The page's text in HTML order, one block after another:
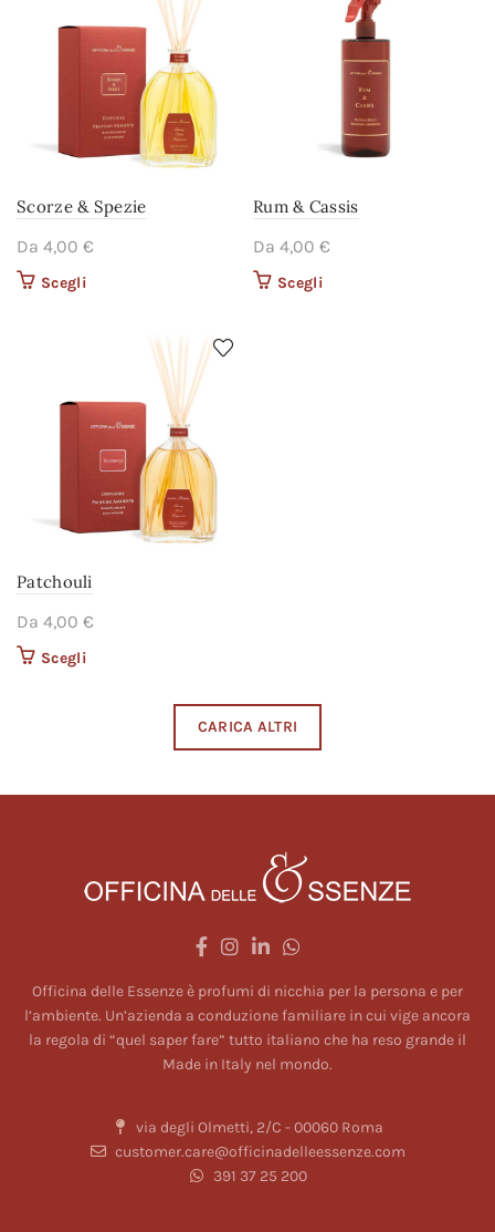
prodotto
Scorze & Spezie
Da 4,00 €
Scegli
nella pagina del
Rum & Cassis
Da 4,00 €
Scegli
Patchouli
Da 4,00 €
Scegli
possono essere scelte
CARICA ALTRI
Officina delle Essenze è profumi di nicchia per la persona e per
l’ambiente. Un’azienda a conduzione familiare in cui vige ancora
la regola di “quel saper fare” tutto italiano che ha reso grande il
Made in Italy nel mondo.
via degli Olmetti, 2/C - 00060 Roma
customer.care@officinadelleessenze.com
391 37 25 200